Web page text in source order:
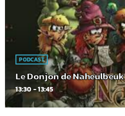
PODCAST
Le Donjon de Naheulbeuk
13:30 - 13:45